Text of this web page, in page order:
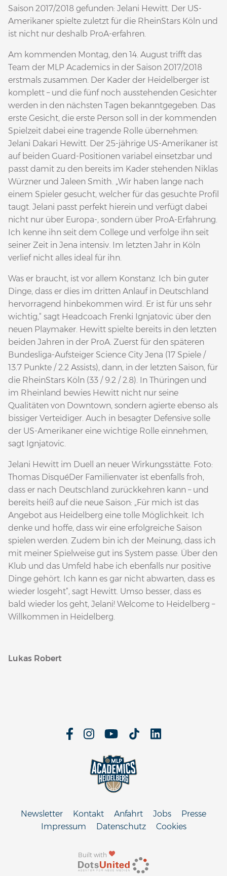
Saison 2017/2018 gefunden: Jelani Hewitt. Der US-
Amerikaner spielte zuletzt für die RheinStars Köln und
ist nicht nur deshalb ProA-erfahren.
Am kommenden Montag, den 14. August trifft das
Team der MLP Academics in der Saison 2017/2018
erstmals zusammen. Der Kader der Heidelberger ist
komplett – und die fünf noch ausstehenden Gesichter
werden in den nächsten Tagen bekanntgegeben. Das
erste Gesicht, die erste Person soll in der kommenden
Spielzeit dabei eine tragende Rolle übernehmen:
Jelani Dakari Hewitt. Der 25-jährige US-Amerikaner ist
auf beiden Guard-Positionen variabel einsetzbar und
passt damit zu den bereits im Kader stehenden Niklas
Würzner und Jaleen Smith. „Wir haben lange nach
einem Spieler gesucht, welcher für das gesuchte Profil
taugt. Jelani passt perfekt hierein und verfügt dabei
nicht nur über Europa-, sondern über ProA-Erfahrung.
Ich kenne ihn seit dem College und verfolge ihn seit
seiner Zeit in Jena intensiv. Im letzten Jahr in Köln
verlief nicht alles ideal für ihn.
Was er braucht, ist vor allem Konstanz. Ich bin guter
Dinge, dass er dies im dritten Anlauf in Deutschland
hervorragend hinbekommen wird. Er ist für uns sehr
wichtig,“ sagt Headcoach Frenki Ignjatovic über den
neuen Playmaker. Hewitt spielte bereits in den letzten
beiden Jahren in der ProA. Zuerst für den späteren
Bundesliga-Aufsteiger Science City Jena (17 Spiele /
13.7 Punkte / 2.2 Assists), dann, in der letzten Saison, für
die RheinStars Köln (33 / 9.2 / 2.8). In Thüringen und
im Rheinland bewies Hewitt nicht nur seine
Qualitäten von Downtown, sondern agierte ebenso als
bissiger Verteidiger. Auch in besagter Defensive solle
der US-Amerikaner eine wichtige Rolle einnehmen,
sagt Ignjatovic.
Jelani Hewitt im Duell an neuer Wirkungsstätte. Foto:
Thomas DisquéDer Familienvater ist ebenfalls froh,
dass er nach Deutschland zurückkehren kann – und
bereits heiß auf die neue Saison: „Für mich ist das
Angebot aus Heidelberg eine tolle Möglichkeit. Ich
denke und hoffe, dass wir eine erfolgreiche Saison
spielen werden. Zudem bin ich der Meinung, dass ich
mit meiner Spielweise gut ins System passe. Über den
Klub und das Umfeld habe ich ebenfalls nur positive
Dinge gehört. Ich kann es gar nicht abwarten, dass es
wieder losgeht“, sagt Hewitt. Umso besser, dass es
bald wieder los geht, Jelani! Welcome to Heidelberg –
Willkommen in Heidelberg.
Lukas Robert
Built with
Newsletter Kontakt Anfahrt Jobs
Presse
Impressum
Datenschutz Cookies